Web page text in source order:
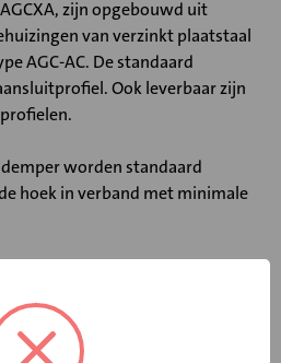
zijn opgebouwd uit
van verzinkt plaatstaal
AGC-AC. De standaard
Ook leverbaar zijn
worden standaard
hoek in verband met minimale
of DW40 profiel
4102